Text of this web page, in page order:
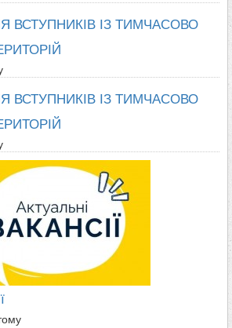
ВСТУПНИКІВ ІЗ ТИМЧАСОВО
ВСТУПНИКІВ ІЗ ТИМЧАСОВО